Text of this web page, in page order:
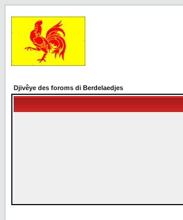
Djivêye des foroms di Berdelaedjes